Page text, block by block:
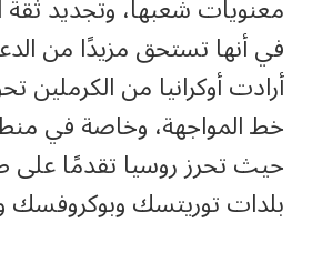
في أنها تستحق مزيدًا من
أرادت أوكرانيا من الكرملين
خط المواجهة، وخاصة في
حيث تحرز روسيا تقدمًا
بلدات توريتسك